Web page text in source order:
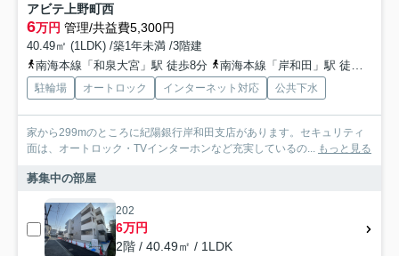
アビテ上野町西
6万円 管理/共益費5,300円
40.49㎡ (1LDK) /築1年未満 /3階建
南海本線「和泉大宮」駅 徒歩8分
南海本線「岸和田」駅 徒歩16分
駐輪場 オートロック インターネット対応 公共下水
家から299mのところに紀陽銀行岸和田支店があります。セキュリティ
面は、オートロック・TVインターホンなど充実しているの... もっと見る
募集中の部屋
202
6万円
2階 / 40.49㎡ / 1LDK